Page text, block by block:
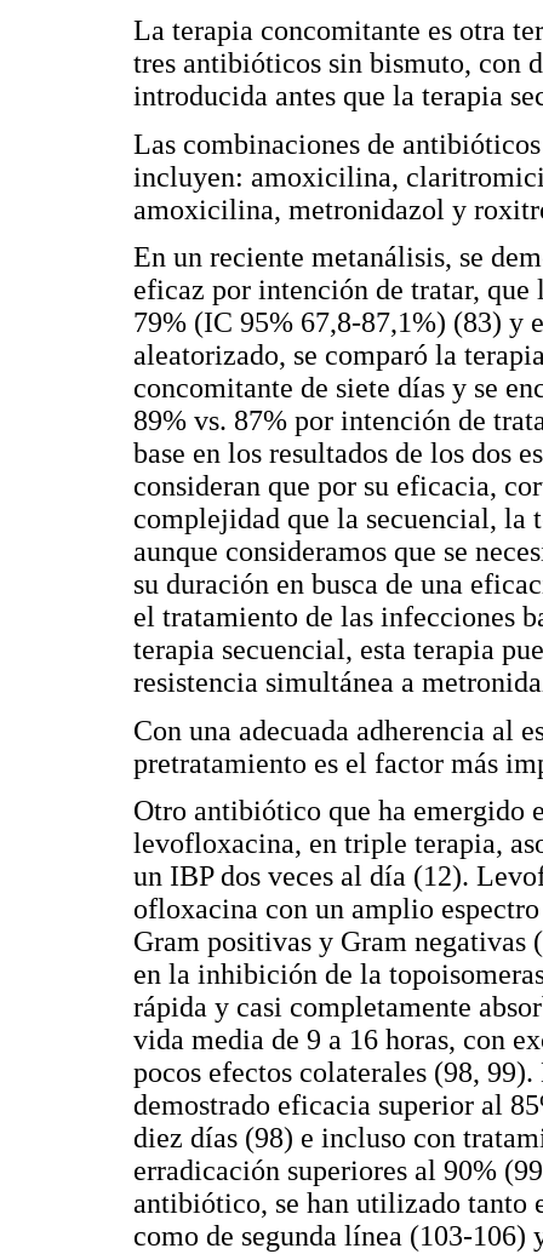
La terapia concomitante es otra
tres antibióticos sin bismuto, con
introducida antes que la terapia
Las combinaciones de
incluyen: amoxicilina,
amoxicilina, metronidazol y
En un reciente metanálisis, se
eficaz por intención de tratar,
79% (IC 95% 67,8-87,1%) (83) y
aleatorizado, se comparó la
concomitante de siete días y se
89% vs. 87% por intención de
base en los resultados de los dos
consideran que por su eficacia,
complejidad que la secuencial, la
aunque consideramos que se
su duración en busca de una
el tratamiento de las infecciones
terapia secuencial, esta terapia
resistencia simultánea a
Con una adecuada adherencia al
pretratamiento es el factor más
Otro antibiótico que ha emergido
levofloxacina, en triple terapia,
un IBP dos veces al día (12).
ofloxacina con un amplio
Gram positivas y Gram negativas
en la inhibición de la
rápida y casi completamente
vida media de 9 a 16 horas, con
pocos efectos colaterales (98,
demostrado eficacia superior al
diez días (98) e incluso con
erradicación superiores al 90%
antibiótico, se han utilizado tanto
como de segunda línea (103-106)